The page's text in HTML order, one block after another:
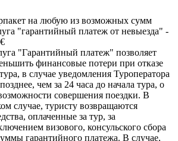
на любую из возможных сумм
"гарантийный платеж от невыезда" -
"Гарантийный платеж" позволяет
финансовые потери при отказе
в случае уведомления Туроператора
чем за 24 часа до начала тура, о
совершения поездки. В
случае, туристу возвращаются
оплаченные за тур, за
визового, консульского сбора
гарантийного платежа. В случае,